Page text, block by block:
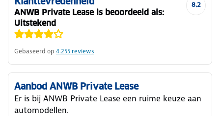
8,2
ANWB Private Lease is beoordeeld als:
Uitstekend
Gebaseerd op 4.255 reviews
Aanbod ANWB Private Lease
Er is bij ANWB Private Lease een ruime keuze aan
automodellen.